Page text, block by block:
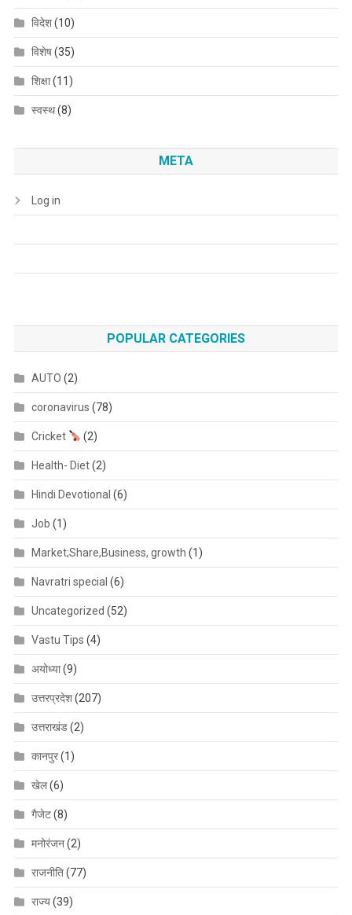
विदेश(10)
विशेष(35)
शिक्षा(11)
स्वस्थ(8)
META
Log in
POPULAR CATEGORIES
AUTO (2)
coronavirus (78)
Cricket (2)
Health- Diet(2)
Hindi Devotional (6)
Job (1)
Market;Share,Business, growth (1)
Navratri special (6)
Uncategorized (52)
Vastu Tips (4)
अयोध्या(9)
उत्तरप्रदेश(207)
उत्तराखंड(2)
कानपुर(1)
खेल(6)
गैजेट(8)
मनोरंजन(2)
राजनीति(77)
राज्य(39)